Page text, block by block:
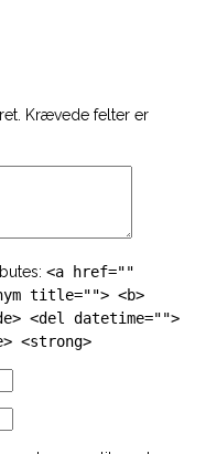
Krævede felter er
<a href=""
title=""> <b>
<del datetime="">
<strong>